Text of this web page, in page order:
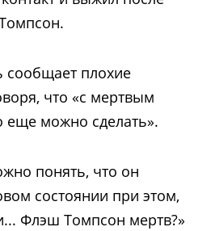
сообщает плохие
что «с мертвым
можно сделать».
понять, что он
состоянии при этом,
Флэш Томпсон мертв?»